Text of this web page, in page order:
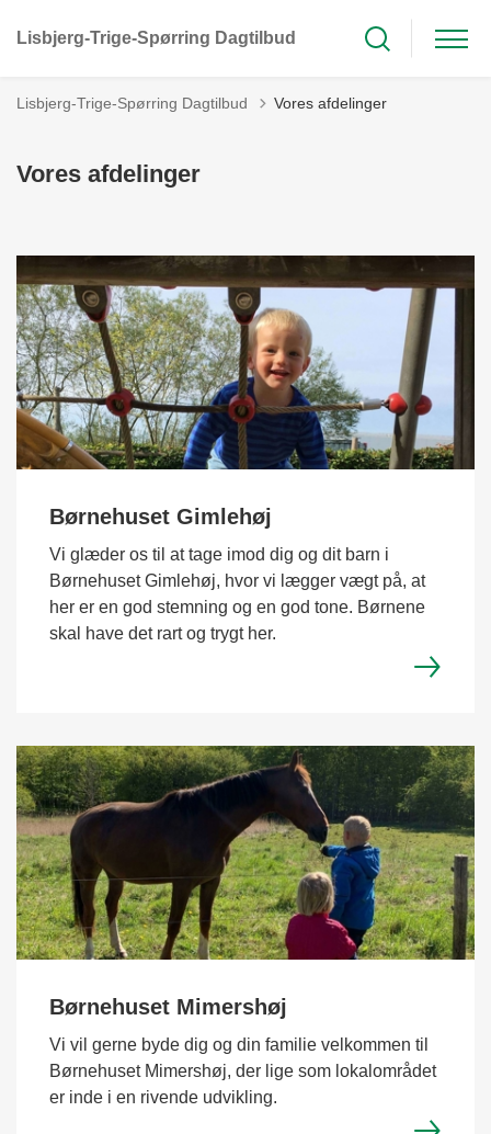
Lisbjerg-Trige-Spørring Dagtilbud
Lisbjerg-Trige-Spørring Dagtilbud Vores afdelinger
Vores afdelinger
Børnehuset Gimlehøj
Vi glæder os til at tage imod dig og dit barn i
Børnehuset Gimlehøj, hvor vi lægger vægt på, at
her er en god stemning og en god tone. Børnene
skal have det rart og trygt her.
Børnehuset Mimershøj
Vi vil gerne byde dig og din familie velkommen til
Børnehuset Mimershøj, der lige som lokalområdet
er inde i en rivende udvikling.